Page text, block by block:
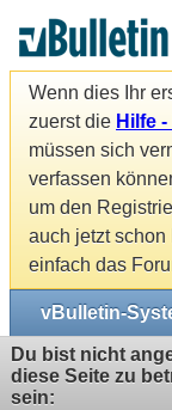
Wenn dies Ihr
zuerst die Hilfe
müssen sich
verfassen
um den
auch jetzt
einfach das
vBulletin-
Du bist nicht
diese Seite zu
sein: